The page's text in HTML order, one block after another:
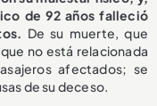
de 92 años falleció
De su muerte, que
no está relacionada
afectados; se
de su deceso.